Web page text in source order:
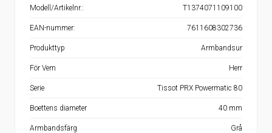
Modell/Artikelnr.: T1374071109100
EAN-nummer: 7611608302736
Produkttyp Armbandsur
För Vem Herr
Serie Tissot PRX Powermatic 80
Boettens diameter 40 mm
Armbandsfärg Grå